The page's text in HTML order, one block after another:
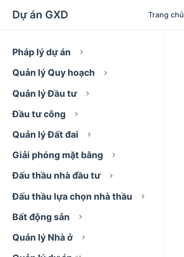
Dự án GXD Trang chủ
Pháp lý dự án
Quản lý Quy hoạch
Quản lý Đầu tư
Đầu tư công
Quản lý Đất đai
Giải phóng mặt bằng
Đấu thầu nhà đầu tư
Đấu thầu lựa chọn nhà thầu
Bất động sản
Quản lý Nhà ở